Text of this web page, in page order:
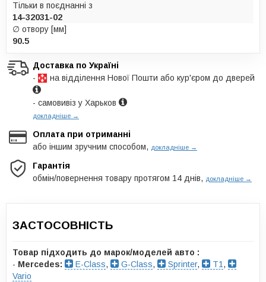
Тільки в поєднанні з
14-32031-02
∅ отвору [мм]
90.5
Доставка по Україні
-
на відділення Нової Пошти або кур'єром до дверей
- самовивіз у Харьков
докладніше →
Оплата при отриманні
або іншим зручним способом, докладніше →
Гарантія
обмін/повернення товару протягом 14 днів, докладніше →
ЗАСТОСОВНІСТЬ
Товар підходить до марок/моделей авто :
- Mercedes: E-Class, G-Class, Sprinter, T1 ,
Vario